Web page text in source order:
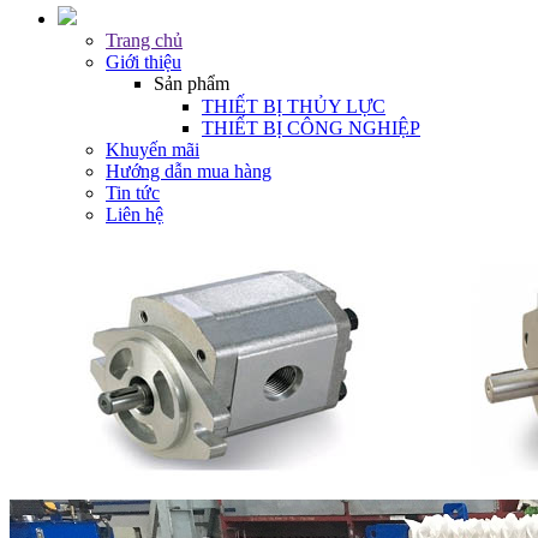
Trang chủ
Giới thiệu
Sản phẩm
THIẾT BỊ THỦY LỰC
THIẾT BỊ CÔNG NGHIỆP
Khuyến mãi
Hướng dẫn mua hàng
Tin tức
Liên hệ